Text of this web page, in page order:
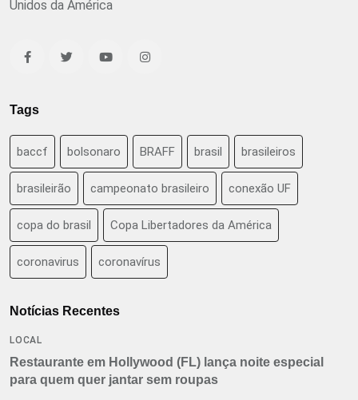
Unidos da América
Tags
baccf bolsonaro BRAFF brasil brasileiros
brasileirão campeonato brasileiro conexão UF
copa do brasil Copa Libertadores da América
coronavirus coronavírus
Notícias Recentes
LOCAL
Restaurante em Hollywood (FL) lança noite especial
para quem quer jantar sem roupas